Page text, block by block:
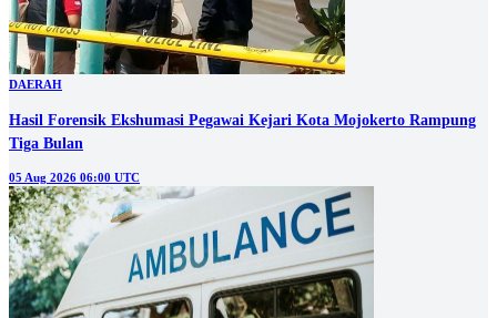
DAERAH
Hasil Forensik Ekshumasi Pegawai Kejari Kota Mojokerto Rampung
Tiga Bulan
05 Aug 2026 06:00 UTC